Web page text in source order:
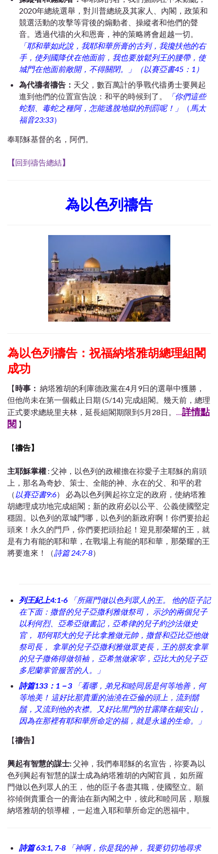
2020年總統選舉，對川普總統及其家人、內閣，政策和
競選活動的攻擊等背後的煽動者、操縱者和他們的聲
音。透過代禱的火和恩膏，神的策略將會超越一切。
「耶和華如此說，我耶和華所膏的古列，我攙扶他的右
手，使列國降伏在他面前，我也要放鬆列王的腰帶，使
城門在他面前敞開，不得關閉。」 （以賽亞書45：1 ）
為代禱者禱告： 天父，數百萬計的爭戰代禱勇士要興起
進到他們的位置宣告說：和平的時候到了。
「你們這些
蛇類、毒蛇之種阿，怎能逃脫地獄的刑罰呢！」
（馬太
福音23:33）
奉耶穌基督的名，阿們。
【回到禱告總結】
為以色列禱告
為以色列禱告：祝福納塔雅胡總理組閣
成功
【時事： 納塔雅胡的利庫德政黨在4月9日的選舉中獲勝，
但他尚未在第一個截止日期 (5/14) 完成組閣。幾天前，總理
正式要求總統里夫林，延長組閣期限到5月28日。 …詳情點
閱 】
【禱告】
主耶穌掌權 : 父神，以色列的政權擔在祢愛子主耶穌的肩頭
上，那名為奇妙、策士、全能的神、永在的父、和平的君
（ 以賽亞書9:6）
必為以色列興起祢立定的政府，使納塔雅
胡總理成功地完成組閣；新的政府必以公平、公義使國堅定
穩固。以色列的眾城門哪，以色列的新政府啊！你們要抬起
頭來！永久的門戶，你們要把頭抬起！迎見那榮耀的王，就
是有力有能的耶和華，在戰場上有能的耶和華，那榮耀的王
將要進來！（詩篇 24:7-8）
列王紀上4:1-6
「所羅門做以色列眾人的王。 他的臣子記
在下面：撒督的兒子亞撒利雅做祭司， 示沙的兩個兒子
以利何烈、亞希亞做書記，亞希律的兒子約沙法做史
官， 耶何耶大的兒子比拿雅做元帥，撒督和亞比亞他做
祭司長，
拿單的兒子亞撒利雅做眾吏長，王的朋友拿單
的兒子撒佈得做領袖， 亞希煞做家宰，亞比大的兒子亞
多尼蘭掌管服苦的人。」
詩篇133：1－3
「看哪，弟兄和睦同居是何等地善，何
等地美！ 這好比那貴重的油澆在亞倫的頭上，流到鬍
鬚，又流到他的衣襟。又好比黑門的甘露降在錫安山，
因為在那裡有耶和華所命定的福，就是永遠的生命。」
【禱告】
興起有智慧的謀士:父神，我們奉耶穌的名宣告，祢要為以
色列興起有智慧的謀士成為納塔雅胡的內閣官員， 如所羅
門做以色列眾人的王， 他的臣子各盡其職，使國堅立。願
祢傾倒貴重合一的膏油在新內閣之中，彼此和睦同居，順服
納塔雅胡的領導權，一起進入耶和華所命定的恩福中。
詩篇 63:1, 7-8
「神啊，你是我的神， 我要切切地尋求